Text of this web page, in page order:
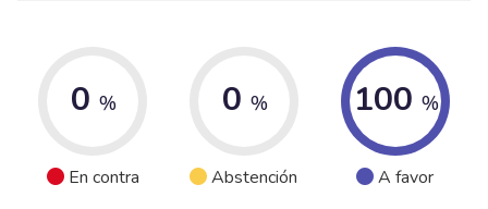
0 %
En contra
0 %
Abstención
100 %
A favor